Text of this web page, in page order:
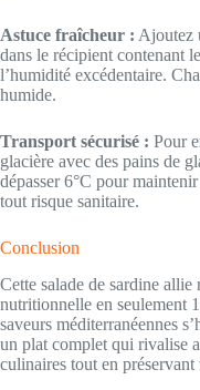
Astuce fraîcheur : Ajoutez
dans le récipient contenant
l’humidité excédentaire.
humide.
Transport sécurisé : Pour
glacière avec des pains de
dépasser 6°C pour
tout risque sanitaire.
Conclusion
Cette salade de sardine
nutritionnelle en seulement
saveurs méditerranéennes
un plat complet qui rivalise
culinaires tout en